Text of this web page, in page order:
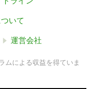
いて
運営会社
ムによる収益を得ていま